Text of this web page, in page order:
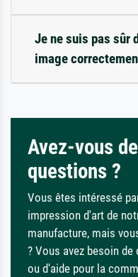
Je ne suis pas sûr
image
Avez-vous
questions ?
Vous êtes intéressé
impression d'art de
manufacture, mais
? Vous avez besoin
ou d'aide pour la